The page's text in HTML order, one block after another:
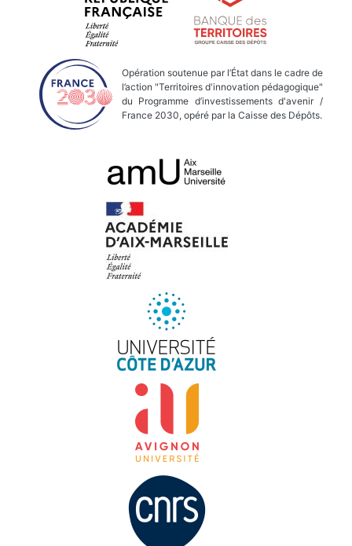
Opération soutenue par l’État dans le cadre de
l’action "Territoires d'innovation pédagogique"
du Programme d’investissements d'avenir /
France 2030, opéré par la Caisse des Dépôts.